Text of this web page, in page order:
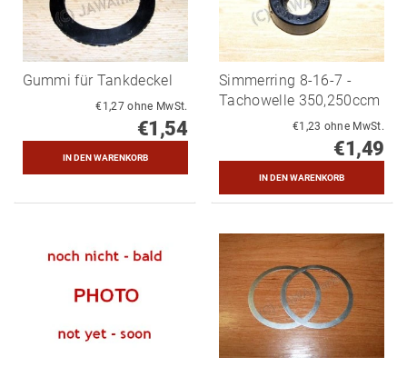
Gummi für Tankdeckel
€1,27 ohne MwSt.
€1,54
Simmerring 8-16-7 -
Tachowelle 350,250ccm
€1,23 ohne MwSt.
€1,49